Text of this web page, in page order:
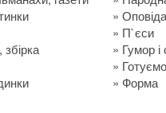
»
» П`єси
збірка » Гумор і
»
» Форма